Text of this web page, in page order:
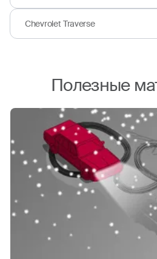
Chevrolet Traverse
Полезные